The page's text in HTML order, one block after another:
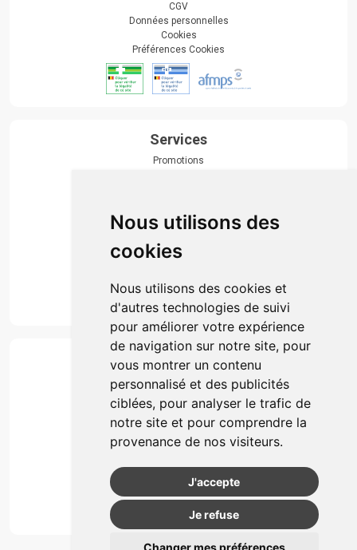
Nous utilisons des
cookies
Nous utilisons des cookies et
d'autres technologies de suivi
pour améliorer votre expérience
de navigation sur notre site, pour
vous montrer un contenu
personnalisé et des publicités
ciblées, pour analyser le trafic de
notre site et pour comprendre la
provenance de nos visiteurs.
J'accepte
Je refuse
Changer mes préférences
CGV
Données personnelles
Cookies
Préférences Cookies
Services
Promotions
Actualités & conseils
Événements
Marques
Suivez-nous
Paiement
Simple, rapide et 100% sécurisé
Retrait & Livriason
Retrait en automate ou Locker
Livraison chez vous